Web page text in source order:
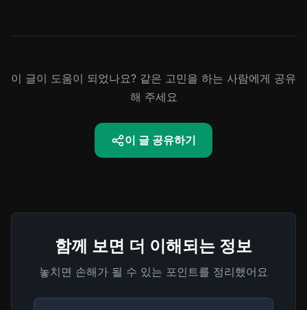
이 글이 도움이 되었나요? 같은 고민을 하는 사람에게 공유
해 주세요
이 글 공유하기
함께 보면 더 이해되는 정보
놓치면 손해가 될 수 있는 포인트를 정리했어요